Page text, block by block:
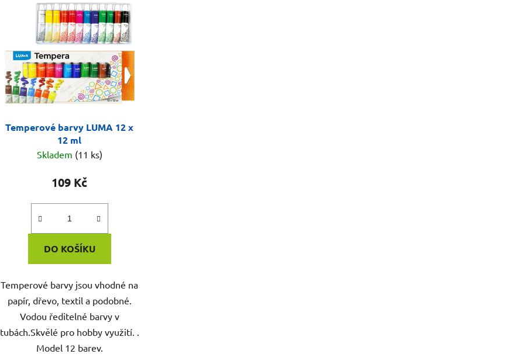
Temperové barvy LUMA 12 x
12 ml
Skladem (11 ks)
109 Kč
DO KOŠÍKU
Temperové barvy jsou vhodné na
papír, dřevo, textil a podobné.
Vodou ředitelné barvy v
tubách.Skvělé pro hobby využití. .
Model 12 barev.